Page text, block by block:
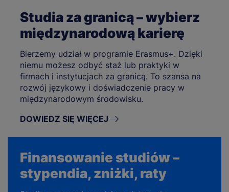
Studia za granicą – wybierz
międzynarodową karierę
Bierzemy udział w programie Erasmus+. Dzięki
niemu możesz odbyć staż lub praktyki w
firmach i instytucjach za granicą. To szansa na
rozwój językowy i doświadczenie pracy w
międzynarodowym środowisku.
DOWIEDZ SIĘ WIĘCEJ
Finansowanie studiów –
stypendia, zniżki, raty